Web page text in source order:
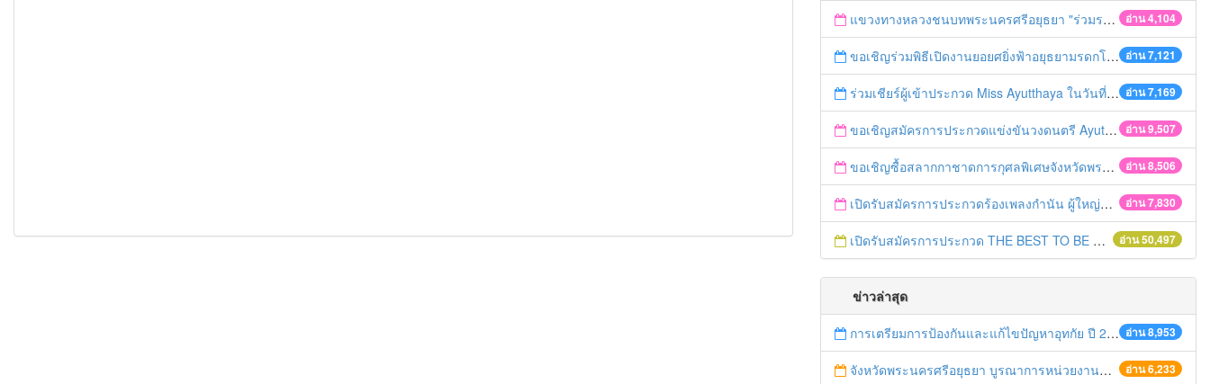
อ่าน 4,104
แขวงทางหลวงชนบทพระนครศรีอยุธยา "ร่วมรณรงค์ ขับช้า เปิดไฟหน้า คาดเข็มขัด" เทศกาลสงกรานต์ ปี 2561
อ่าน 7,121
ขอเชิญร่วมพิธีเปิดงานยอยศยิ่งฟ้าอยุธยามรดกโลก
อ่าน 7,169
ร่วมเชียร์ผู้เข้าประกวด Miss Ayutthaya ในวันที่ 15 ธันวาคม 2560
อ่าน 9,507
ขอเชิญสมัครการประกวดแข่งขันวงดนตรี Ayutthaya battle of the bands
อ่าน 8,506
ขอเชิญซื้อสลากกาชาดการกุศลพิเศษจังหวัดพระนครศรีอยุธยา 2560
อ่าน 7,830
เปิดรับสมัครการประกวดร้องเพลงกำนัน ผู้ใหญ่บ้าน ฯลฯ
อ่าน 50,497
เปิดรับสมัครการประกวด THE BEST TO BE NUMBER ONE
ข่าวล่าสุด
อ่าน 8,953
การเตรียมการป้องกันและแก้ไขปัญหาอุทกัย ปี 2561
อ่าน 6,233
จังหวัดพระนครศรีอยุธยา บูรณาการหน่วยงานที่เกี่ยวข้อง ลงพื้นที่จัดระเบียบและดำเนินมาตรการตามบทลงโทษสูงสุดกับผู้ประกอบการร้านค้าที่ยังฝ่าฝืนตั้งร้านค้ารุกล้ำเขตพื้นที่ทางหลวง เตรียมความปลอดภัยก่อนเทศกาลสงกรานต์